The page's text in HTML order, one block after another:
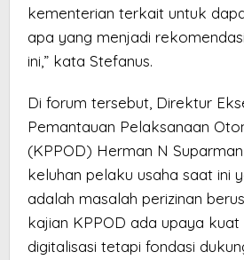
kementerian terkait untuk
apa yang menjadi
ini,” kata Stefanus.
Di forum tersebut, Direktur
Pemantauan Pelaksanaan
(KPPOD) Herman N
keluhan pelaku usaha saat ini
adalah masalah perizinan
kajian KPPOD ada upaya
digitalisasi tetapi fondasi